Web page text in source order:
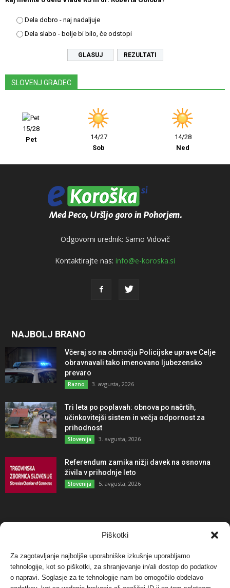
Piškotki
Za zagotavljanje najboljše uporabniške izkušnje uporabljamo
tehnologije, kot so piškotki, za shranjevanje in/ali dostop do podatkov
o napravi. Soglasje za te tehnologije nam bo omogočilo obdelavo
Dela dobro - naj nadaljuje
Dela slabo - bolje bi bilo, če odstopi
REZULTATI
SLOVENJ GRADEC
15/28
Pet
14/27
Sob
14/28
Ned
Odgovorni urednik: Samo Vidovič
Kontaktirajte nas: info@e-koroska.si
NAJBOLJ BRANO
Včeraj so na območju Policijske uprave Celje
obravnavali tako imenovano ljubezensko
prevaro
Razno 3. avgusta, 2026
Tri leta po poplavah: obnova po načrtih,
učinkovitejši sistem in večja odpornost za
prihodnost
Slovenija 3. avgusta, 2026
Referendum zamika nižji davek na osnovna
živila v prihodnje leto
Slovenija 5. avgusta, 2026
NAJBOLJ KOMENTIRANO
Protest proti vetrnim elektrarnam na Ojstrici, v
svetu pa vedno bolj...
Dogodki 12. maja, 2017